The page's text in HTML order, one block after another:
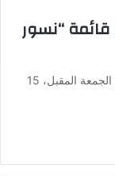
“نسور
تونس – تتجه أنظار جماهير كرة القدم التونسية يوم الجمعة المقبل، 15